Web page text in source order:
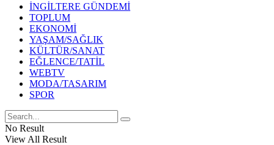
İNGİLTERE GÜNDEMİ
TOPLUM
EKONOMİ
YAŞAM/SAĞLIK
KÜLTÜR/SANAT
EĞLENCE/TATİL
WEBTV
MODA/TASARIM
SPOR
No Result
View All Result